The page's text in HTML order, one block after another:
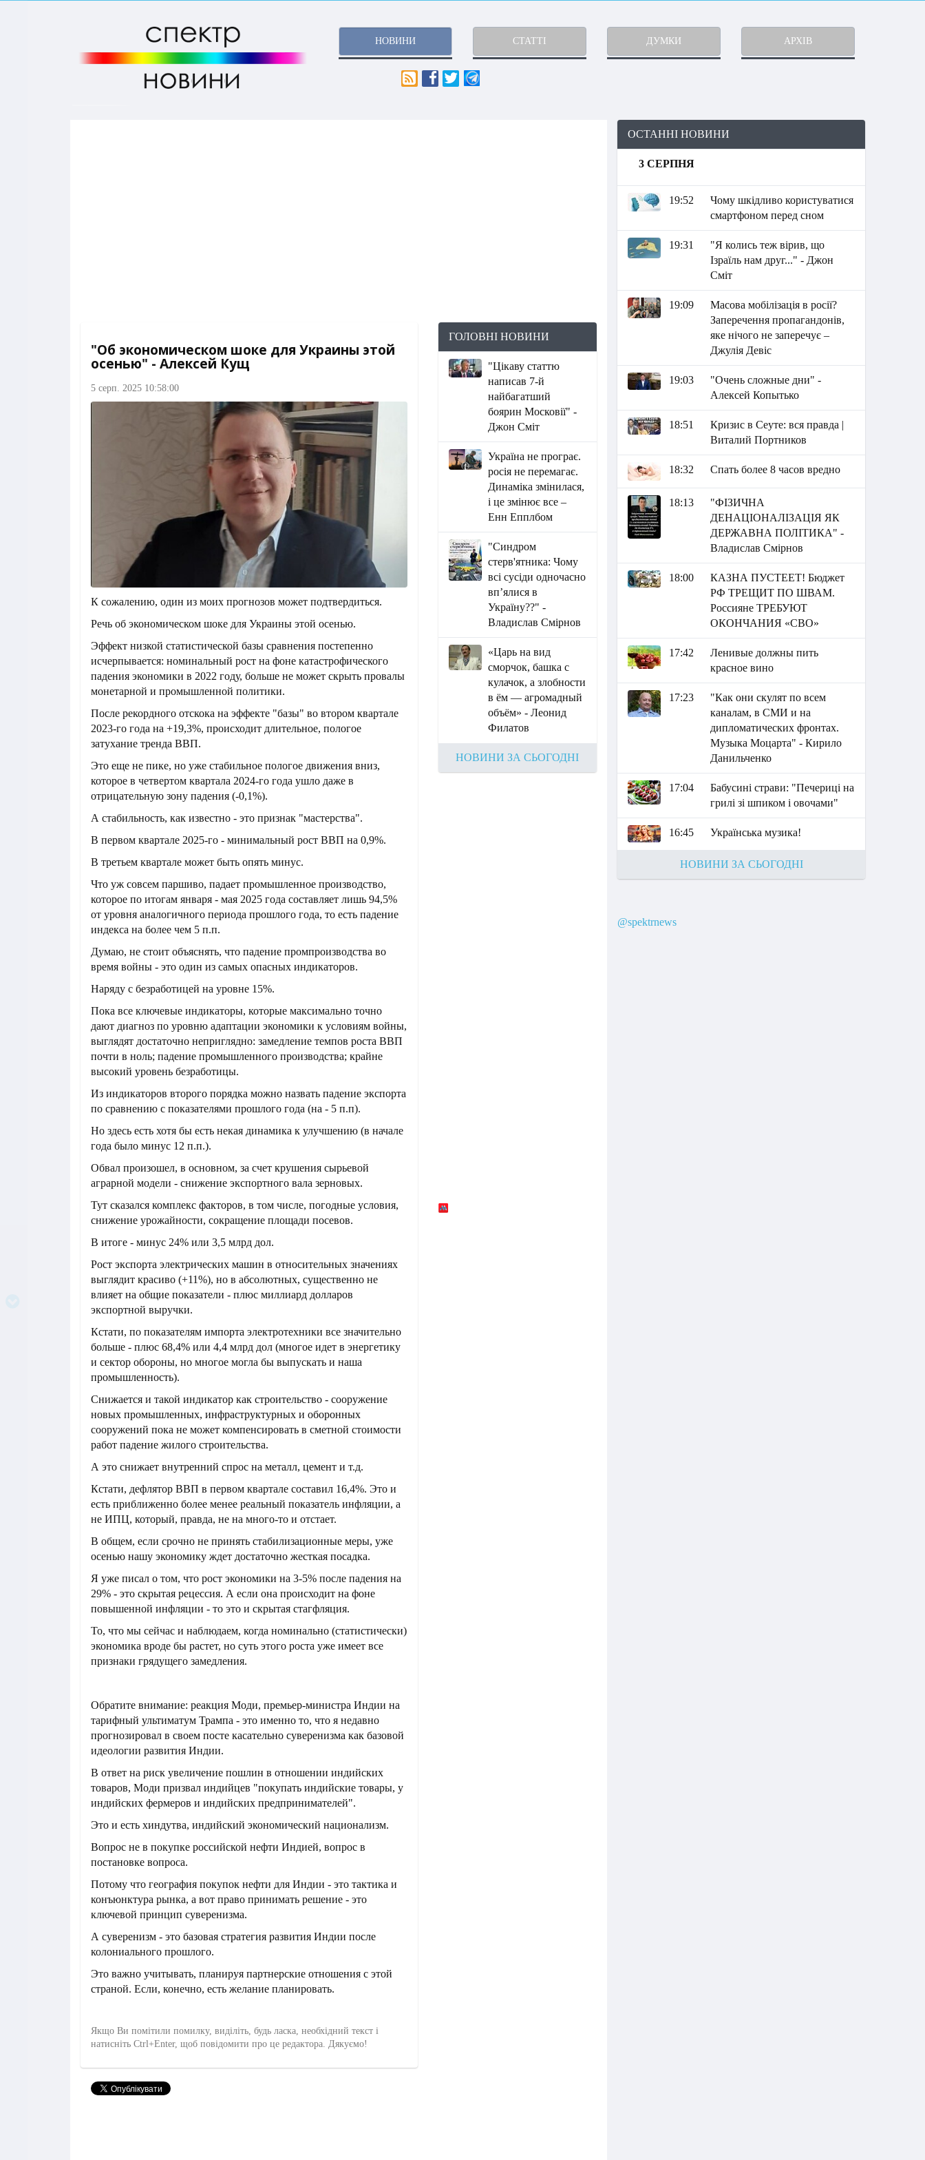
НОВИНИ СТАТТІ ДУМКИ АРХІВ
"Об экономическом шоке для Украины этой
осенью" - Алексей Кущ
5 серп. 2025 10:58:00
К сожалению, один из моих прогнозов может подтвердиться.
Речь об экономическом шоке для Украины этой осенью.
Эффект низкой статистической базы сравнения постепенно
исчерпывается: номинальный рост на фоне катастрофического
падения экономики в 2022 году, больше не может скрыть провалы
монетарной и промышленной политики.
После рекордного отскока на эффекте "базы" во втором квартале
2023-го года на +19,3%, происходит длительное, пологое
затухание тренда ВВП.
Это еще не пике, но уже стабильное пологое движения вниз,
которое в четвертом квартала 2024-го года ушло даже в
отрицательную зону падения (-0,1%).
А стабильность, как известно - это признак "мастерства".
В первом квартале 2025-го - минимальный рост ВВП на 0,9%.
В третьем квартале может быть опять минус.
Что уж совсем паршиво, падает промышленное производство,
которое по итогам января - мая 2025 года составляет лишь 94,5%
от уровня аналогичного периода прошлого года, то есть падение
индекса на более чем 5 п.п.
Думаю, не стоит объяснять, что падение промпроизводства во
время войны - это один из самых опасных индикаторов.
Наряду с безработицей на уровне 15%.
Пока все ключевые индикаторы, которые максимально точно
дают диагноз по уровню адаптации экономики к условиям войны,
выглядят достаточно неприглядно: замедление темпов роста ВВП
почти в ноль; падение промышленного производства; крайне
высокий уровень безработицы.
Из индикаторов второго порядка можно назвать падение экспорта
по сравнению с показателями прошлого года (на - 5 п.п).
Но здесь есть хотя бы есть некая динамика к улучшению (в начале
года было минус 12 п.п.).
Обвал произошел, в основном, за счет крушения сырьевой
аграрной модели - снижение экспортного вала зерновых.
Тут сказался комплекс факторов, в том числе, погодные условия,
снижение урожайности, сокращение площади посевов.
В итоге - минус 24% или 3,5 млрд дол.
Рост экспорта электрических машин в относительных значениях
выглядит красиво (+11%), но в абсолютных, существенно не
влияет на общие показатели - плюс миллиард долларов
экспортной выручки.
Кстати, по показателям импорта электротехники все значительно
больше - плюс 68,4% или 4,4 млрд дол (многое идет в энергетику
и сектор обороны, но многое могла бы выпускать и наша
промышленность).
Снижается и такой индикатор как строительство - сооружение
новых промышленных, инфраструктурных и оборонных
сооружений пока не может компенсировать в сметной стоимости
работ падение жилого строительства.
А это снижает внутренний спрос на металл, цемент и т.д.
Кстати, дефлятор ВВП в первом квартале составил 16,4%. Это и
есть приближенно более менее реальный показатель инфляции, а
не ИПЦ, который, правда, не на много-то и отстает.
В общем, если срочно не принять стабилизационные меры, уже
осенью нашу экономику ждет достаточно жесткая посадка.
Я уже писал о том, что рост экономики на 3-5% после падения на
29% - это скрытая рецессия. А если она происходит на фоне
повышенной инфляции - то это и скрытая стагфляция.
То, что мы сейчас и наблюдаем, когда номинально (статистически)
экономика вроде бы растет, но суть этого роста уже имеет все
признаки грядущего замедления.
Обратите внимание: реакция Моди, премьер-министра Индии на
тарифный ультиматум Трампа - это именно то, что я недавно
прогнозировал в своем посте касательно суверенизма как базовой
идеологии развития Индии.
В ответ на риск увеличение пошлин в отношении индийских
товаров, Моди призвал индийцев "покупать индийские товары, у
индийских фермеров и индийских предпринимателей".
Это и есть хиндутва, индийский экономический национализм.
Вопрос не в покупке российской нефти Индией, вопрос в
постановке вопроса.
Потому что география покупок нефти для Индии - это тактика и
конъюнктура рынка, а вот право принимать решение - это
ключевой принцип суверенизма.
А суверенизм - это базовая стратегия развития Индии после
колониального прошлого.
Это важно учитывать, планируя партнерские отношения с этой
страной. Если, конечно, есть желание планировать.
Якщо Ви помітили помилку, виділіть, будь ласка, необхідний текст і
натисніть Ctrl+Enter, щоб повідомити про це редактора. Дякуємо!
ГОЛОВНІ НОВИНИ
"Цікаву статтю
написав 7-й
найбагатший
боярин Московії" -
Джон Сміт
Україна не програє.
росія не перемагає.
Динаміка змінилася,
і це змінює все –
Енн Епплбом
"Синдром
стерв'ятника: Чому
всі сусіди одночасно
вп’ялися в
Україну??" -
Владислав Смірнов
«Царь на вид
сморчок, башка с
кулачок, а злобности
в ём — агромадный
объём» - Леонид
Филатов
НОВИНИ ЗА СЬОГОДНІ
ОСТАННІ НОВИНИ
3 СЕРПНЯ
19:52
Чому шкідливо користуватися
смартфоном перед сном
19:31
"Я колись теж вірив, що
Ізраїль нам друг..." - Джон
Сміт
19:09
Масова мобілізація в росії?
Заперечення пропагандонів,
яке нічого не заперечує –
Джулія Девіс
19:03
"Очень сложные дни" -
Алексей Копытько
18:51
Кризис в Сеуте: вся правда |
Виталий Портников
18:32 Спать более 8 часов вредно
18:13
"ФІЗИЧНА
ДЕНАЦІОНАЛІЗАЦІЯ ЯК
ДЕРЖАВНА ПОЛІТИКА" -
Владислав Смірнов
18:00
КАЗНА ПУСТЕЕТ! Бюджет
РФ ТРЕЩИТ ПО ШВАМ.
Россияне ТРЕБУЮТ
ОКОНЧАНИЯ «СВО»
17:42
Ленивые должны пить
красное вино
17:23
"Как они скулят по всем
каналам, в СМИ и на
дипломатических фронтах.
Музыка Моцарта" - Кирило
Данильченко
17:04
Бабусині страви: "Печериці на
грилі зі шпиком і овочами"
16:45 Українська музика!
НОВИНИ ЗА СЬОГОДНІ
@spektrnews